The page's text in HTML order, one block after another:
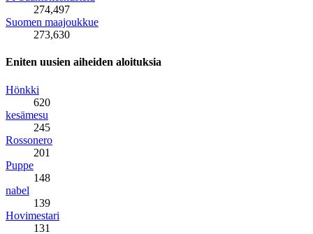
274,497
Suomen maajoukkue
273,630
Eniten uusien aiheiden aloituksia
Hönkki
620
kesämesu
245
Rossonero
201
Puppe
148
nabel
139
Hovimestari
131